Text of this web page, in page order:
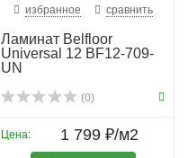
избранное сравнить
Ламинат Belfloor
Universal 12 BF12-709-
UN
(0)
Цена: 1 799 ₽/м2